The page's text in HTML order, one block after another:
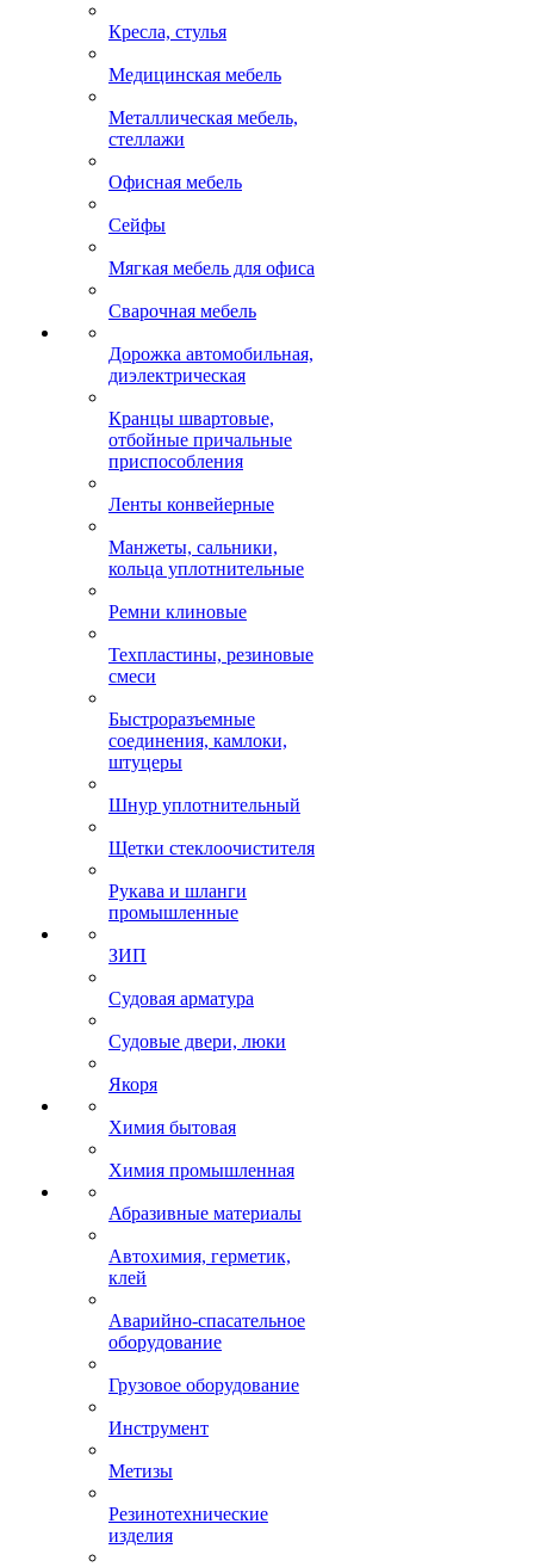
Кресла, стулья
Медицинская мебель
Металлическая мебель,
стеллажи
Офисная мебель
Сейфы
Мягкая мебель для офиса
Сварочная мебель
Дорожка автомобильная,
диэлектрическая
Кранцы швартовые,
отбойные причальные
приспособления
Ленты конвейерные
Манжеты, сальники,
кольца уплотнительные
Ремни клиновые
Техпластины, резиновые
смеси
Быстроразъемные
соединения, камлоки,
штуцеры
Шнур уплотнительный
Щетки стеклоочистителя
Рукава и шланги
промышленные
ЗИП
Судовая арматура
Судовые двери, люки
Якоря
Химия бытовая
Химия промышленная
Абразивные материалы
Автохимия, герметик,
клей
Аварийно-спасательное
оборудование
Грузовое оборудование
Инструмент
Метизы
Резинотехнические
изделия